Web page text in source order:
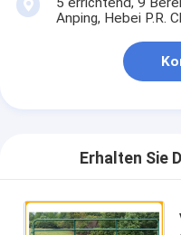
Anping, Hebei P.R.
Erhalten Sie